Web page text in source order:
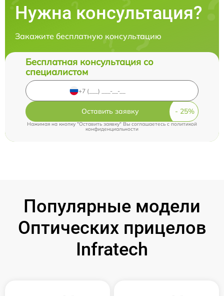
Нужна консультация?
Закажите бесплатную консультацию
Бесплатная консультация со
специалистом
Оставить заявку
Нажимая на кнопку "Оставить заявку" Вы соглашаетесь cполитикой
конфиденциальности
Популярные модели
Оптических прицелов
Infratech